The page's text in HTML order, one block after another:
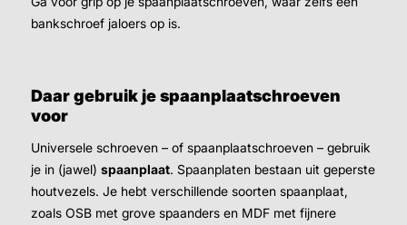
bankschroef jaloers op is.
Daar gebruik je spaanplaatschroeven
voor
Universele schroeven – of spaanplaatschroeven – gebruik
je in (jawel) spaanplaat. Spaanplaten bestaan uit geperste
houtvezels. Je hebt verschillende soorten spaanplaat,
zoals OSB met grove spaanders en MDF met fijnere